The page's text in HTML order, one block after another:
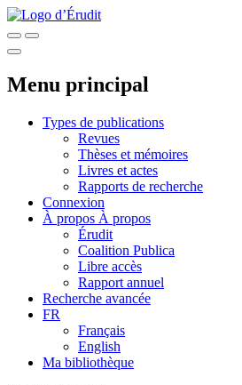
Menu principal
Types de publications
Revues
Thèses et mémoires
Livres et actes
Rapports de recherche
Connexion
À propos À propos
Érudit
Coalition Publica
Libre accès
Rapport annuel
Recherche avancée
FR
Français
English
Ma bibliothèque